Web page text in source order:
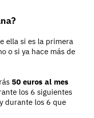
ella si es la primera
o si ya hace más de
50 euros al mes
los 6 siguientes
durante los 6 que